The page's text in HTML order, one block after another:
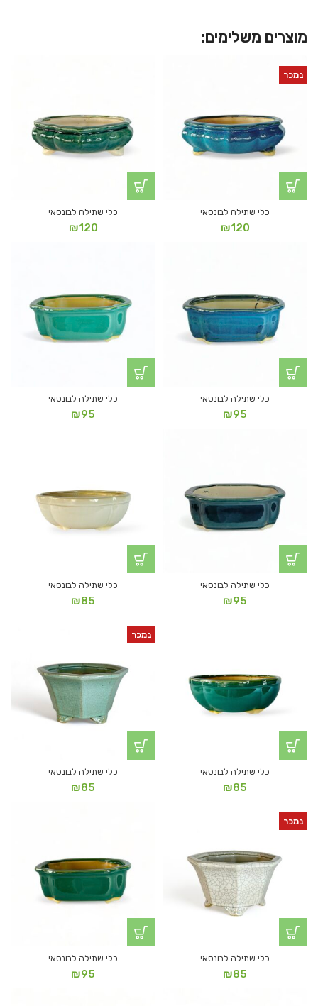
מוצרים משלימים:
נמכר
כלי שתילה לבונסאי
₪120
כלי שתילה לבונסאי
₪120
כלי שתילה לבונסאי
₪95
כלי שתילה לבונסאי
₪95
כלי שתילה לבונסאי
₪95
כלי שתילה לבונסאי
₪85
כלי שתילה לבונסאי
₪85
נמכר
כלי שתילה לבונסאי
₪85
נמכר
כלי שתילה לבונסאי
₪85
כלי שתילה לבונסאי
₪95